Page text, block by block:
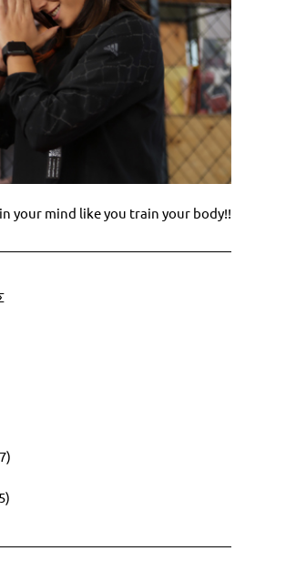
your mind like you train your body!!